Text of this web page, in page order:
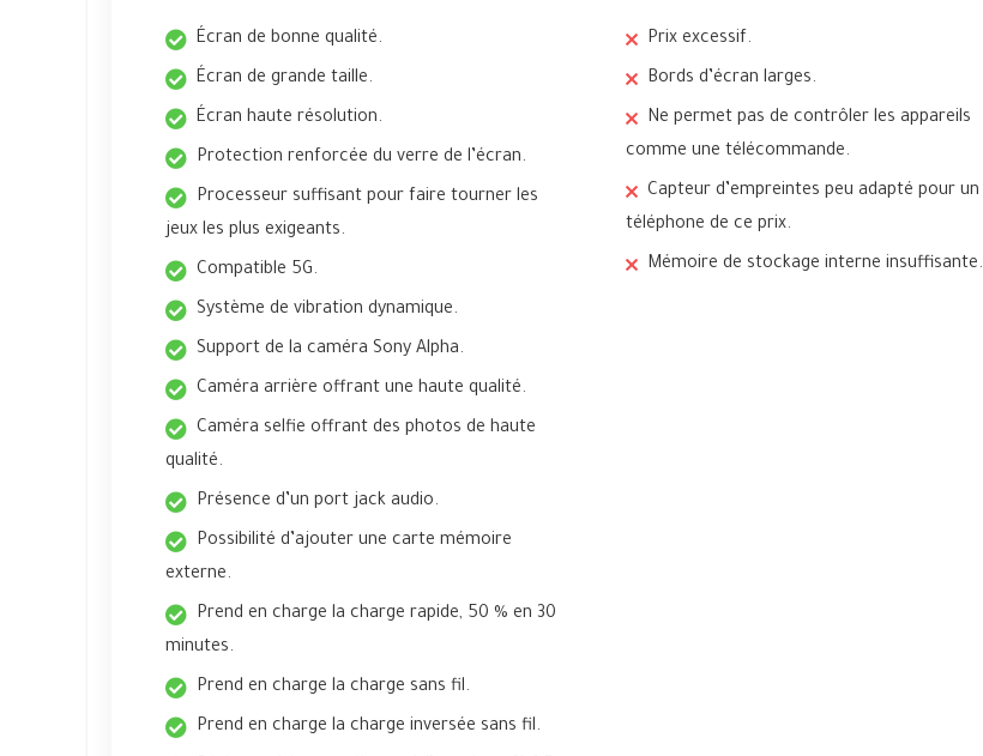
Écran de bonne qualité.
Écran de grande taille.
Écran haute résolution.
Protection renforcée du verre de l’écran.
Processeur suffisant pour faire tourner les
jeux les plus exigeants.
Compatible 5G.
Système de vibration dynamique.
Support de la caméra Sony Alpha.
Caméra arrière offrant une haute qualité.
Caméra selfie offrant des photos de haute
qualité.
Présence d’un port jack audio.
Possibilité d’ajouter une carte mémoire
externe.
Prend en charge la charge rapide, 50 % en 30
minutes.
Prend en charge la charge sans fil.
Prend en charge la charge inversée sans fil.
Prix excessif.
Bords d’écran larges.
Ne permet pas de contrôler les appareils
comme une télécommande.
Capteur d’empreintes peu adapté pour un
téléphone de ce prix.
Mémoire de stockage interne insuffisante.